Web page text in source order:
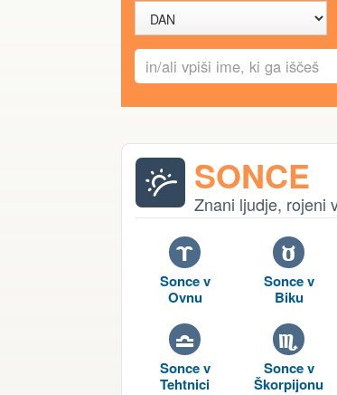
SONCE
Znani ljudje, rojeni
A
Sonce v
Ovnu
B
Sonce v
Biku
G
Sonce v
Tehtnici
H
Sonce v
Škorpijonu